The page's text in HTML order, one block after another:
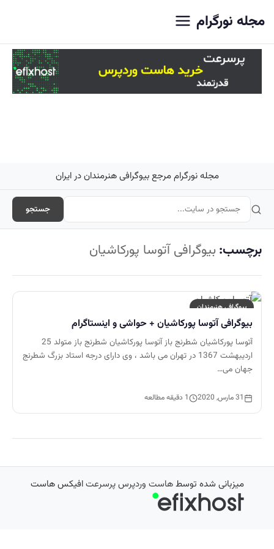
مجله نورگرام
مجله نورگرام مرجع بیوگرافی هنرمندان در ایران
جستجو
برچسب: بیوگرافی آتوسا پورکاشیان
بیوگرافی هنرمندان
بیوگرافی آتوسا پورکاشیان + حواشی و اینستاگرام
آتوسا پورکاشیان شطرنج باز آتوسا پورکاشیان شطرنج باز متولد 25
اردیبهشت 1367 در تهران می باشد ، وی دارای درجه استاد بزرگ شطرنج
جهان می…
31 مارس, 2020 1 دقیقه مطالعه
میزبانی شده توسطهاست وردپرس پرسرعتافیکس هاست